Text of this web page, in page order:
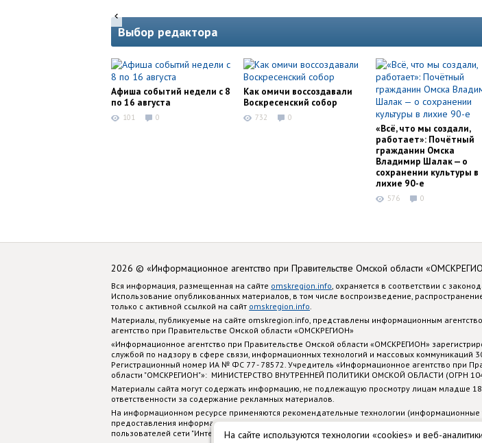
На сайте используются технологии «cookies» и веб-
Выбор редактора
Афиша событий недели с 8
по 16 августа
101 0
Как омичи воссоздавали
Воскресенский собор
732 0
«Всё, что мы создали,
работает»: Почётный
гражданин Омска
Владимир Шалак — о
сохранении культуры в
лихие 90-е
576 0
2026 © «Информационное агентство при Правительстве Омской области
Вся информация, размещенная на сайте omskregion.info , охраняется в соответствии с
Использование опубликованных материалов, в том числе воспроизведение,
только с активной ссылкой на сайт omskregion.info
Материалы, публикуемые на сайте omskregion.info, представлены информационным
агентство при Правительстве Омской области «ОМСКРЕГИОН»
«Информационное агентство при Правительстве Омской области «ОМСКРЕГИОН»
службой по надзору в сфере связи, информационных технологий и массовых коммуникаций
Регистрационный номер ИА № ФС 77 - 78572. Учредитель «Информационное агентство при
области "ОМСКРЕГИОН"»: МИНИСТЕРСТВО ВНУТРЕННЕЙ ПОЛИТИКИ ОМСКОЙ ОБЛАСТИ (ОГРН
Материалы сайта могут содержать информацию, не подлежащую просмотру лицам младше 18
ответственности за содержание рекламных материалов.
На информационном ресурсе применяются рекомендательные технологии (информационные
предоставления информации на основе сбора, систематизации и анализа сведений,
пользователей сети "Интернет", находящихся на территории Российской Федерации)